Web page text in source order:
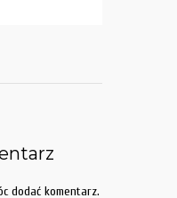
dodać komentarz.